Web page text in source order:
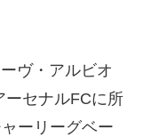
ヴ・アルビオ
ーセナルFCに所
ーリーグベー